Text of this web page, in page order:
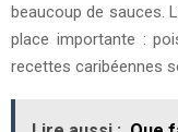
beaucoup de sauces.
place importante :
recettes caribéennes